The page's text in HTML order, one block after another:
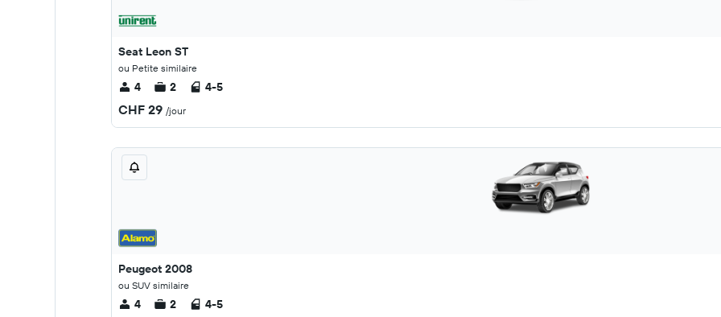
Seat Leon ST
ou Petite similaire
4 2 4-5
CHF 29 /jour
Peugeot 2008
ou SUV similaire
4 2 4-5